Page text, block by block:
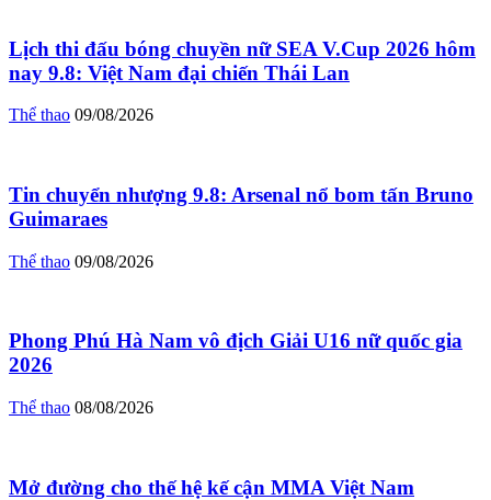
Lịch thi đấu bóng chuyền nữ SEA V.Cup 2026 hôm
nay 9.8: Việt Nam đại chiến Thái Lan
Thể thao 09/08/2026
Tin chuyển nhượng 9.8: Arsenal nổ bom tấn Bruno
Guimaraes
Thể thao 09/08/2026
Phong Phú Hà Nam vô địch Giải U16 nữ quốc gia
2026
Thể thao 08/08/2026
Mở đường cho thế hệ kế cận MMA Việt Nam